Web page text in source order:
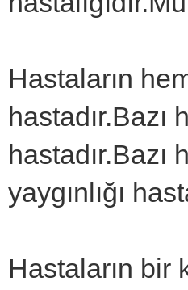
Hastaların
hastadır.Bazı
hastadır.Bazı
yaygınlığı
Hastaların bir